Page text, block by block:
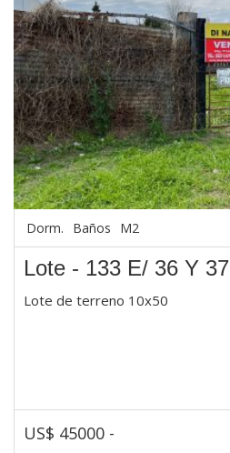
Dorm. Baños M2
Lote - 133 E/ 36 Y 37
Lote de terreno 10x50
US$ 45000 -